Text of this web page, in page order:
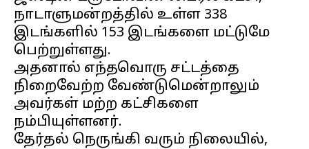
நாடாளுமன்றத்தில் உள்ள 338
இடங்களில் 153 இடங்களை மட்டுமே
பெற்றுள்ளது.
அதனால் எந்தவொரு சட்டத்தை
நிறைவேற்ற வேண்டுமென்றாலும்
அவர்கள் மற்ற கட்சிகளை
நம்பியுள்ளனர்.
தேர்தல் நெருங்கி வரும் நிலையில்,